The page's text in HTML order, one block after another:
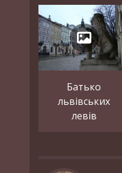
Батько
львівських
левів